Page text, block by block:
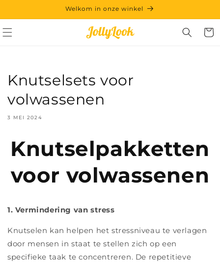
content
Welkom in onze winkel
Knutselsets voor
volwassenen
3 MEI 2024
Knutselpakketten
voor volwassenen
1. Vermindering van stress
Knutselen kan helpen het stressniveau te verlagen
door mensen in staat te stellen zich op een
specifieke taak te concentreren. De repetitieve